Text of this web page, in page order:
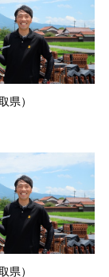
県）
県）